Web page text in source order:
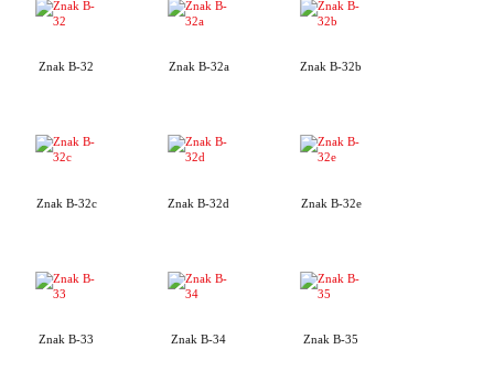
Znak B-32 Znak B-32a Znak B-32b
Znak B-32c Znak B-32d Znak B-32e
Znak B-33 Znak B-34 Znak B-35